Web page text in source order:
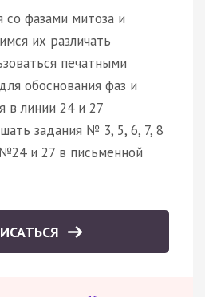
со фазами митоза и
их различать
печатными
обоснования фаз и
в линии 24 и 27
задания № 3, 5, 6, 7, 8
и 27 в письменной